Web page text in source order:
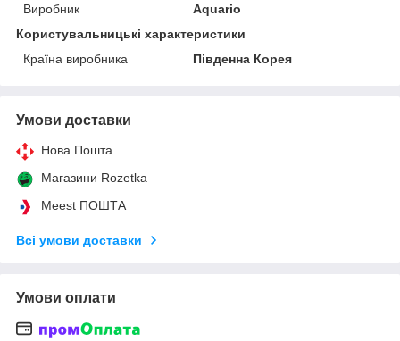
Виробник
Aquario
Користувальницькі характеристики
Країна виробника
Південна Корея
Умови доставки
Нова Пошта
Магазини Rozetka
Meest ПОШТА
Всі умови доставки
Умови оплати